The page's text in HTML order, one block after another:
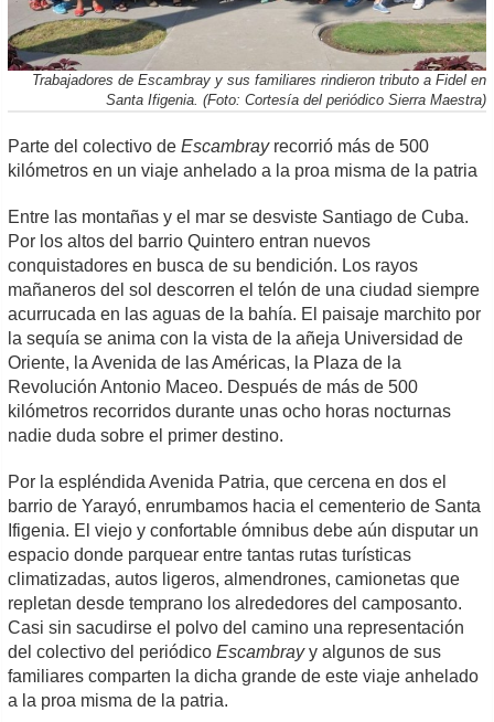
Trabajadores de Escambray y sus familiares rindieron tributo a Fidel en
Santa Ifigenia. (Foto: Cortesía del periódico Sierra Maestra)
Parte del colectivo deEscambrayrecorrió más de 500
kilómetros en un viaje anhelado a la proa misma de la patria
Entre las montañas y el mar se desviste Santiago de Cuba.
Por los altos del barrio Quintero entran nuevos
conquistadores en busca de su bendición. Los rayos
mañaneros del sol descorren el telón de una ciudad siempre
acurrucada en las aguas de la bahía. El paisaje marchito por
la sequía se anima con la vista de la añeja Universidad de
Oriente, la Avenida de las Américas, la Plaza de la
Revolución Antonio Maceo. Después de más de 500
kilómetros recorridos durante unas ocho horas nocturnas
nadie duda sobre el primer destino.
Por la espléndida Avenida Patria, que cercena en dos el
barrio de Yarayó, enrumbamos hacia el cementerio de Santa
Ifigenia. El viejo y confortable ómnibus debe aún disputar un
espacio donde parquear entre tantas rutas turísticas
climatizadas, autos ligeros, almendrones, camionetas que
repletan desde temprano los alrededores del camposanto.
Casi sin sacudirse el polvo del camino una representación
del colectivo del periódicoEscambrayy algunos de sus
familiares comparten la dicha grande de este viaje anhelado
a la proa misma de la patria.